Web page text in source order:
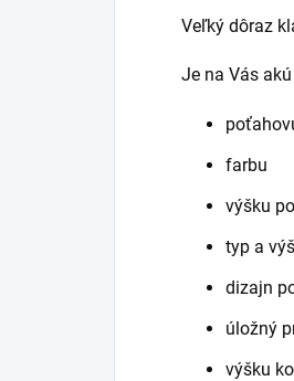
Veľký dôraz
Je na Vás
farbu
výšku
typ a
dizajn
úložný
výšku